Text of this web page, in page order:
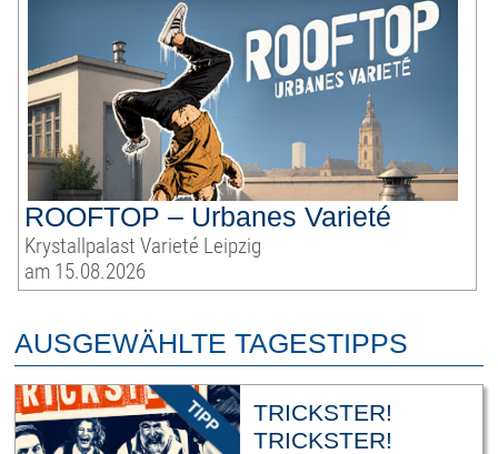
ROOFTOP – Urbanes Varieté
Krystallpalast Varieté Leipzig
am 15.08.2026
AUSGEWÄHLTE TAGESTIPPS
TRICKSTER!
TRICKSTER!